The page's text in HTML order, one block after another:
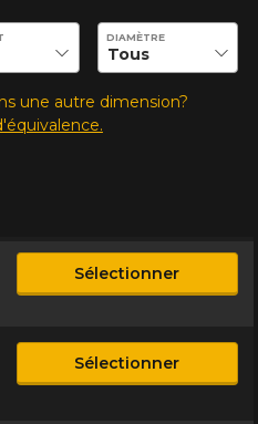
pour vérifier la disponibilité
DIAMÈTRE
une autre dimension?
Sélectionner
Sélectionner